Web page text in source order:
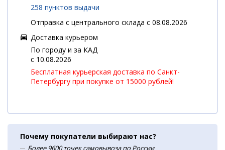
258 пунктов выдачи
Отправка с центрального склада с 08.08.2026
Доставка курьером
По городу и за КАД
c 10.08.2026
Бесплатная курьерская доставка по Санкт-
Петербургу при покупке от 15000 рублей!
Почему покупатели выбирают нас?
Более 9600 точек самовывоза по России